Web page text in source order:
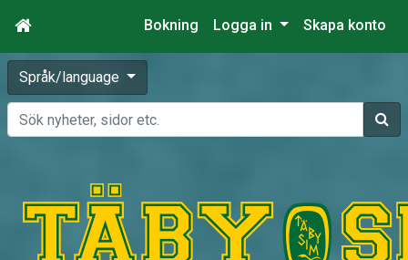
Bokning Logga in Skapa konto
Språk/language
Sök